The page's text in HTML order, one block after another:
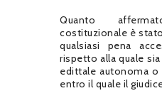
Quanto
costituzionale è
qualsiasi pena
rispetto alla quale
edittale autonoma
entro il quale il